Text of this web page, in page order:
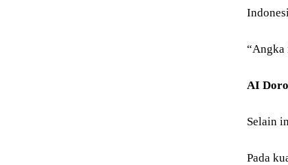
“Angka
AI
Selain
Pada